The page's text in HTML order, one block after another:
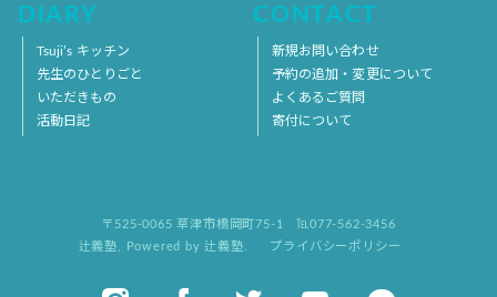
DIARY
Tsuji’s キッチン
先生のひとりごと
いただきもの
活動日記
CONTACT
新規お問い合わせ
予約の追加・変更について
よくあるご質問
寄付について
〒525-0065 草津市橋岡町75-1
℡077-562-3456
辻義塾
Powered by 辻義塾. プライバシーポリシー